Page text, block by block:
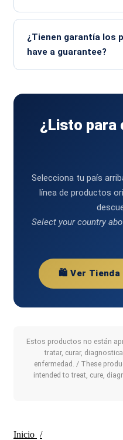
¿Tienen garantía los
have a guarantee?
¿Listo para
Selecciona tu país
línea de productos
Select your country
🛍️ Ver Tienda
Estos productos no están
tratar, curar,
enfermedad. / These
intended to treat, cure,
Inicio